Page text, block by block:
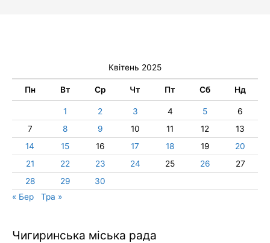
Квітень 2025
Пн Вт Ср Чт Пт Сб Нд
1 2 3 4 5
6
7
8 9 10 11 12
13
14
15 16 17 18 19
20
21
22 23 24 25 26
27
28
29
30
« Бер
Тра »
Чигиринська міська рада